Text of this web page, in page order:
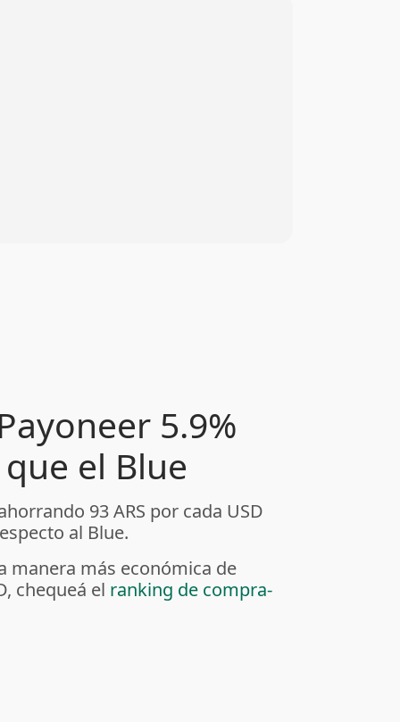
5.9%
el Blue
93 ARS por cada USD
al Blue.
manera más económica de
chequeá el ranking de compra-